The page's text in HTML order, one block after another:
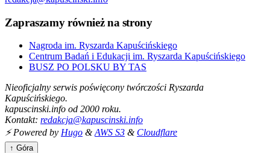
Zapraszamy również na strony
Nagroda im. Ryszarda Kapuścińskiego
Centrum Badań i Edukacji im. Ryszarda Kapuścińskiego
BUSZ PO POLSKU BY TAS
Nieoficjalny serwis poświęcony twórczości Ryszarda
Kapuścińskiego.
kapuscinski.info od 2000 roku.
Kontakt: redakcja@kapuscinski.info
⚡ Powered by Hugo & AWS S3 & Cloudflare
↑ Góra